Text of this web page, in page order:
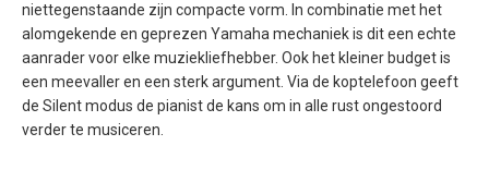
niettegenstaande zijn compacte vorm. In combinatie met het
alomgekende en geprezen Yamaha mechaniek is dit een echte
aanrader voor elke muziekliefhebber. Ook het kleiner budget is
een meevaller en een sterk argument. Via de koptelefoon geeft
de Silent modus de pianist de kans om in alle rust ongestoord
verder te musiceren.